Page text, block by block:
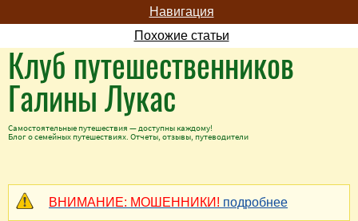
Навигация
Похожие статьи
Клуб путешественников
Галины Лукас
Самостоятельные путешествия — доступны каждому!
Блог о семейных путешествиях. Отчеты, отзывы, путеводители
ВНИМАНИЕ: МОШЕННИКИ! подробнее